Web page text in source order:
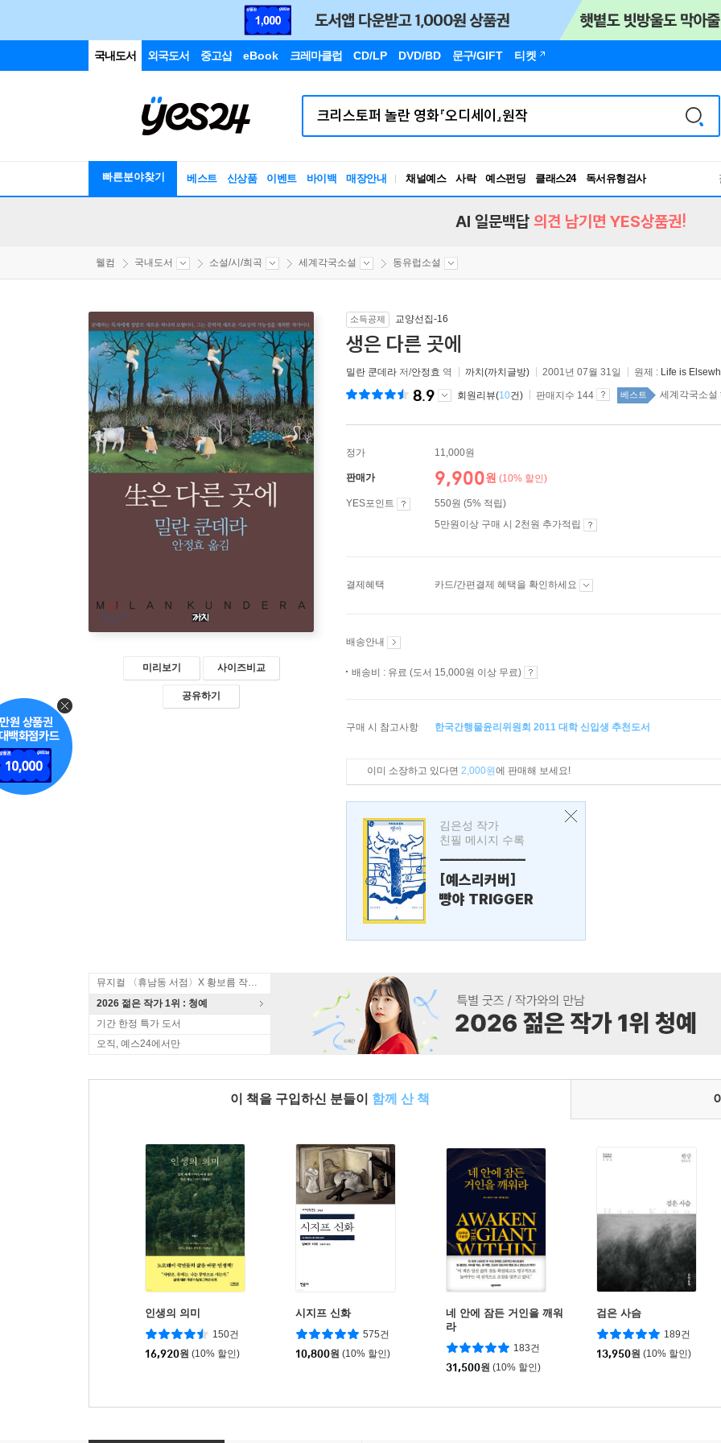
국내도서 외국도서 중고샵 eBook 크레마클럽 CD/LP DVD/BD 문구/GIFT 티켓
빠른분야찾기 베스트 신상품 이벤트 바이백 매장안내 채널예스 사락 예스펀딩 클래스24
독서유형검사
RBTI Lab
AI 일문백답 의견 남기면 YES상품권!
웰컴 국내도서 소설/시/희곡 세계각국소설 동유럽소설
미리보기 사이즈비교
공유하기
소득공제 교양선집-16
생은 다른 곳에
밀란 쿤데라 저/안정효 역 까치(까치글방) 2001년 07월 31일 원제 : Life is
8.9 회원리뷰(10건) 판매지수 144 베스트 세계각국소
정가 11,000원
판매가 9,900원 (10% 할인)
YES포인트
550원 (5% 적립)
5만원이상 구매 시 2천원 추가적립
결제혜택 카드/간편결제 혜택을 확인하세요
배송안내
배송비 : 유료 (도서 15,000원 이상 무료)
구매 시 참고사항 한국간행물윤리위원회 2011 대학 신입생 추천도서
이미 소장하고 있다면 2,000원에 판매해 보세요!
김은성 작가
친필 메시지 수록
---------------
[예스리커버]
빵야 TRIGGER
뮤지컬 〈휴남동 서점〉X 황보름 작가 북토크
2026 젊은 작가 1위 : 청예
기간 한정 특가 도서
오직, 예스24에서만
이 책을 구입하신 분들이 함께 산 책
인생의 의미
150건
16,920원 (10% 할인)
시지프 신화
575건
10,800원 (10% 할인)
네 안에 잠든 거인을 깨워
라
183건
31,500원 (10% 할인)
검은 사슴
189건
13,950원 (10% 할인)